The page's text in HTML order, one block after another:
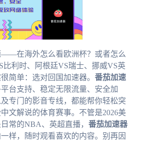
——在海外怎么看欧洲杯？或者怎么
比利时、阿根廷VS瑞士、挪威VS英
简单：选对回国加速器。 番茄加速
台支持、稳定无限流量、安全加
专门的影音专线，都能帮你轻松突
文解说的体育赛事。不管是2026美
常的NBA、英超直播， 番茄加速器
样，随时观看喜欢的内容。别再因